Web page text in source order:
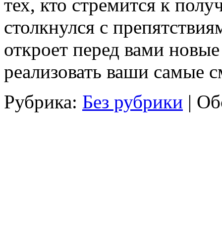
тех, кто стремится к
столкнулся с
откроет перед вами
реализовать ваши самые
Рубрика: Без рубрики |